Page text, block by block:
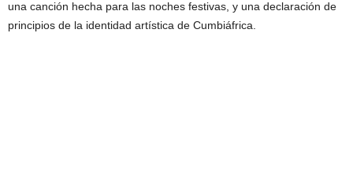
una canción hecha para las noches festivas, y una declaración de
principios de la identidad artística de Cumbiáfrica.